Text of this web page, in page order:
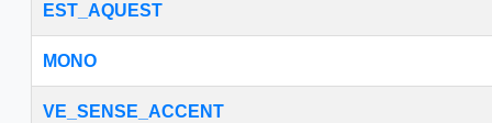
EST_AQUEST
MONO
VE_SENSE_ACCENT